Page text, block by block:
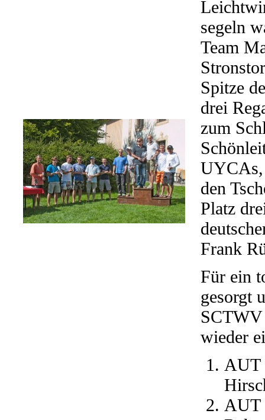
segeln
Team
Spitze
drei
zum
UYCAs,
den
Platz
Frank
Für ein
gesorgt
wieder
AUT
AUT